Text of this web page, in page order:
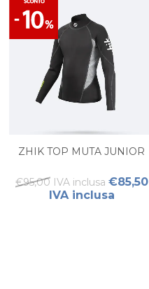
ZHIK TOP MUTA JUNIOR
€95,00 IVA inclusa €85,50
IVA inclusa